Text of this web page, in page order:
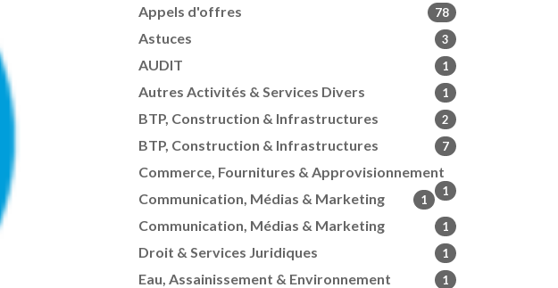
Appels d'offres 78
Astuces 3
AUDIT 1
Autres Activités & Services Divers 1
BTP, Construction & Infrastructures 2
BTP, Construction & Infrastructures 7
Commerce, Fournitures & Approvisionnement
1
Communication, Médias & Marketing 1
Communication, Médias & Marketing 1
Droit & Services Juridiques 1
Eau, Assainissement & Environnement 1